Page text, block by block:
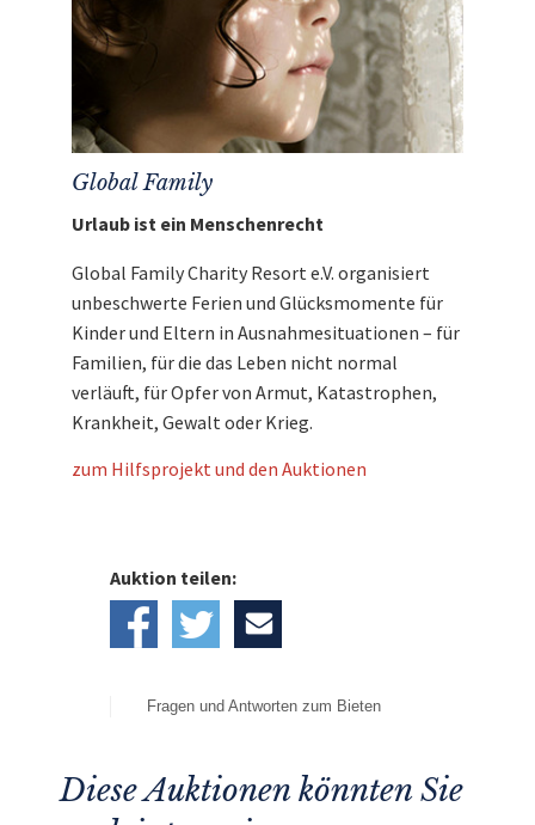
Eigene Anreise
Mit dem Erlös dieser Auktion unterstützen wir
Global Family
Urlaub ist ein Menschenrecht
Global Family Charity Resort e.V. organisiert
unbeschwerte Ferien und Glücksmomente für
Kinder und Eltern in Ausnahmesituationen – für
Familien, für die das Leben nicht normal
verläuft, für Opfer von Armut, Katastrophen,
Krankheit, Gewalt oder Krieg.
zum Hilfsprojekt und den Auktionen
Auktion teilen:
Fragen und Antworten zum Bieten
Diese Auktionen könnten Sie